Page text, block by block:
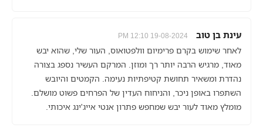
עינת בן טוב 19-08-2024 12:10 PM
לאחר שימוש בקרם פרימיום וולפטואוס, העור שלי, שהוא יבש
מאוד, מרגיש הרבה יותר רך ומוזן. המרקם העשיר נספג בצורה
נהדרת ומשאיר תחושת קטיפתיות נעימה. הקמטים והיובש
השתפרו באופן ניכר, והניחוח העדין של הפרחים פשוט מושלם.
מומלץ מאוד לעור יבש שמחפש פתרון אנטי אייג'ינג איכותי.